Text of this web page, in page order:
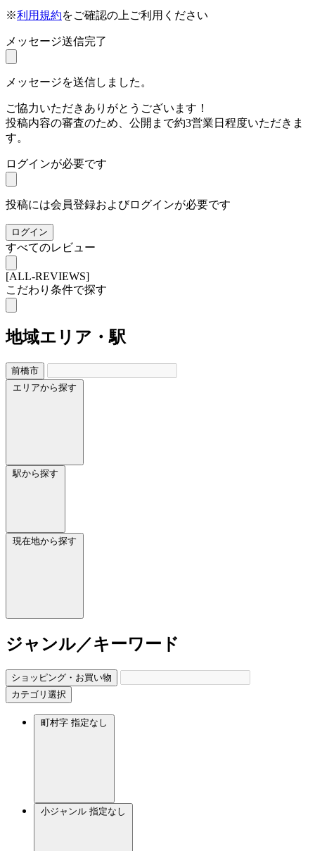
※利用規約をご確認の上ご利用ください
メッセージ送信完了
メッセージを送信しました。
ご協力いただきありがとうございます！
投稿内容の審査のため、公開まで約3営業日程度いただきま
す。
ログインが必要です
投稿には会員登録およびログインが必要です
ログイン
すべてのレビュー
[ALL-REVIEWS]
こだわり条件で探す
地域エリア・駅
前橋市
エリアから探す
駅から探す
現在地から探す
ジャンル／キーワード
ショッピング・お買い物
カテゴリ選択
町村字 指定なし
小ジャンル 指定なし